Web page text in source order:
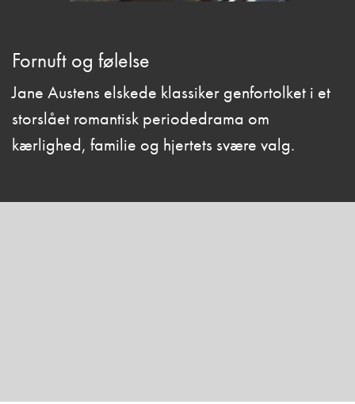
Fornuft og følelse
Jane Austens elskede klassiker genfortolket i et
storslået romantisk periodedrama om
kærlighed, familie og hjertets svære valg.